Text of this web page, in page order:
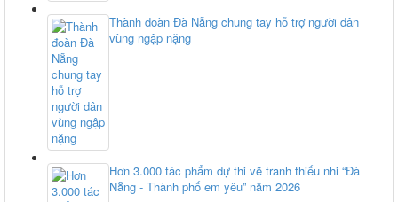
Thành đoàn Đà Nẵng chung tay hỗ trợ người dân
vùng ngập nặng
Hơn 3.000 tác phẩm dự thi vẽ tranh thiếu nhi “Đà
Nẵng - Thành phố em yêu” năm 2026